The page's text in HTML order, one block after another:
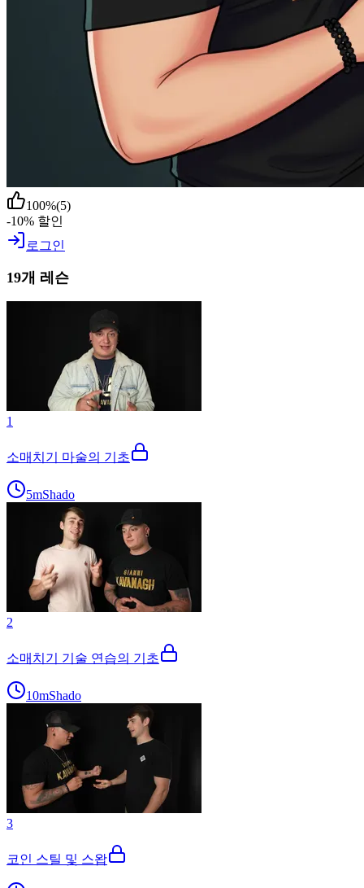
100%(5)
-10% 할인
로그인
19개 레슨
1
소매치기 마술의 기초
5mShado
2
소매치기 기술 연습의 기초
10mShado
3
코인 스틸 및 스왑